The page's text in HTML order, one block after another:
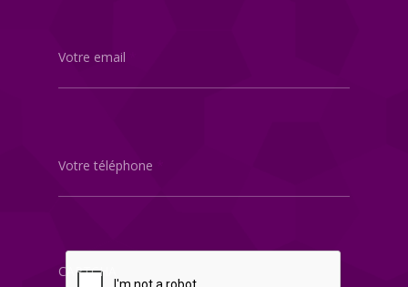
Votre email
Votre téléphone
CAPTCHA